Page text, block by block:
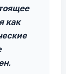
как